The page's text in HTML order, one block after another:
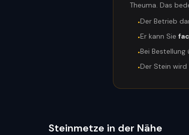
Theuma. Das
•Der Betrieb
•Er kann Sie
•Bei
•Der Stein
Steinmetze in der Nähe